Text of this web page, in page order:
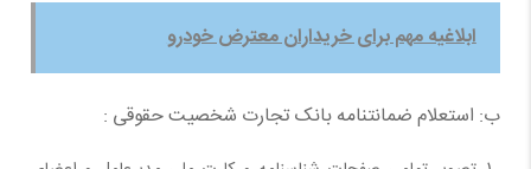
ابلاغیه مهم برای خریداران معترض خودرو
ب: استعلام ضمانتنامه بانک تجارت شخصیت حقوقی :